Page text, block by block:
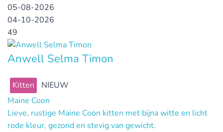
05-08-2026
04-10-2026
49
Anwell Selma Timon
Kitten
NIEUW
Maine Coon
Lieve, rustige Maine Coon kitten met bijna witte en licht
rode kleur, gezond en stevig van gewicht.